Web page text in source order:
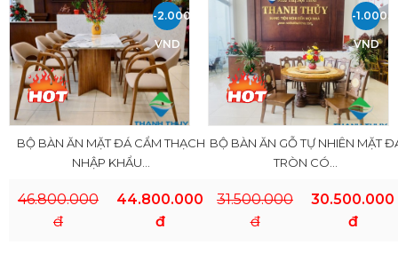
-2.000.000
VND
BỘ BÀN ĂN MẶT ĐÁ CẨM THẠCH
NHẬP KHẨU...
46.800.000
đ
44.800.000
đ
-
VND
BỘ BÀN ĂN GỖ TỰ NHIÊN MẶT
TRÒN CÓ...
31.500.000
đ
30.500.000
đ